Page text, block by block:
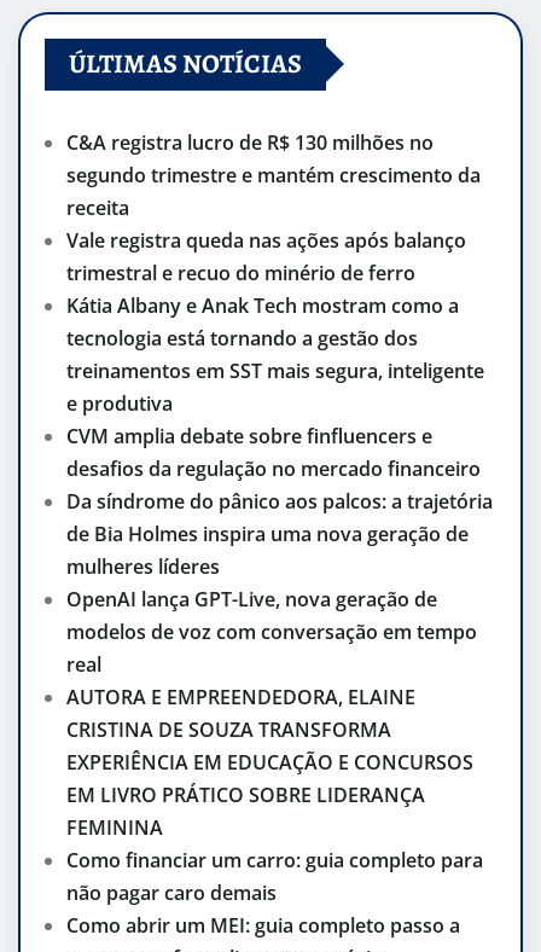
ÚLTIMAS NOTÍCIAS
C&A registra lucro de R$ 130 milhões no
segundo trimestre e mantém crescimento da
receita
Vale registra queda nas ações após balanço
trimestral e recuo do minério de ferro
Kátia Albany e Anak Tech mostram como a
tecnologia está tornando a gestão dos
treinamentos em SST mais segura, inteligente
e produtiva
CVM amplia debate sobre finfluencers e
desafios da regulação no mercado financeiro
Da síndrome do pânico aos palcos: a trajetória
de Bia Holmes inspira uma nova geração de
mulheres líderes
OpenAI lança GPT-Live, nova geração de
modelos de voz com conversação em tempo
real
AUTORA E EMPREENDEDORA, ELAINE
CRISTINA DE SOUZA TRANSFORMA
EXPERIÊNCIA EM EDUCAÇÃO E CONCURSOS
EM LIVRO PRÁTICO SOBRE LIDERANÇA
FEMININA
Como financiar um carro: guia completo para
não pagar caro demais
Como abrir um MEI: guia completo passo a